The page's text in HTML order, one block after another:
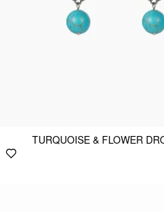
TURQUOISE & FLOWER